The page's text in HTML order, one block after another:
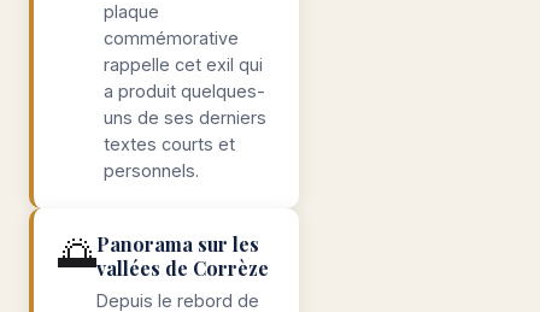
plaque
commémorative
rappelle cet exil qui
a produit quelques-
uns de ses derniers
textes courts et
personnels.
🌅Panorama sur les
vallées de Corrèze
Depuis le rebord de